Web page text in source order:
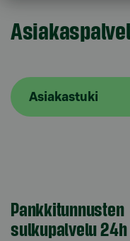
Asiakastuki
Pankkitunnusten
sulkupalvelu 24h